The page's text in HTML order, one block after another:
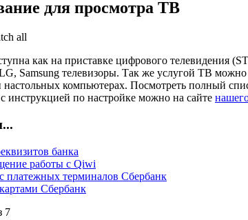
для просмотра ТВ
как на приставке цифрового телевидения
Samsung телевизоры. Так же услугой ТВ
настольных компьютерах. Посмотреть полный
инструкцией по настройке можно на сайте
банка
работы с Qiwi
платежных терминалов Сбербанк
Сбербанк
7